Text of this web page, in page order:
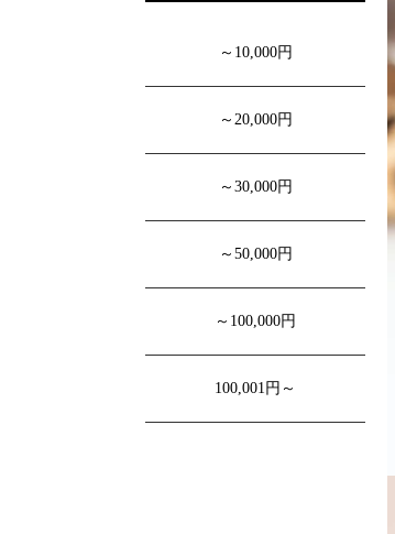
～10,000円
～20,000円
～30,000円
～50,000円
～100,000円
100,001円～